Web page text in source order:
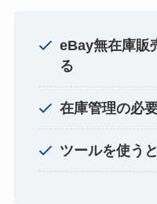
eBay無在庫販
る
在庫管理の必
ツールを使う